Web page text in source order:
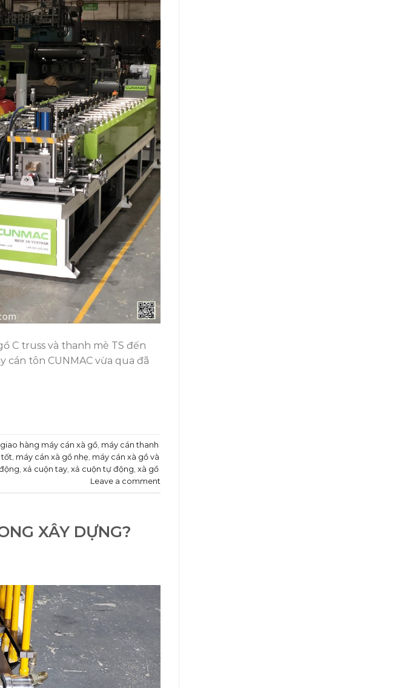
C truss và thanh mè TS đến
cán tôn CUNMAC vừa qua đã
giao hàng máy cán xà gồ máy cán thanh
tốt máy cán xà gồ nhẹ máy cán xà gồ và
xả cuộn tay xả cuộn tự động xà gồ
Leave a comment
XÂY DỰNG?